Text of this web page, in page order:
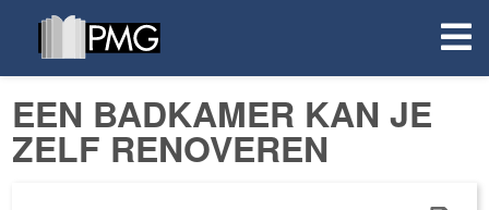
EEN BADKAMER KAN JE
ZELF RENOVEREN